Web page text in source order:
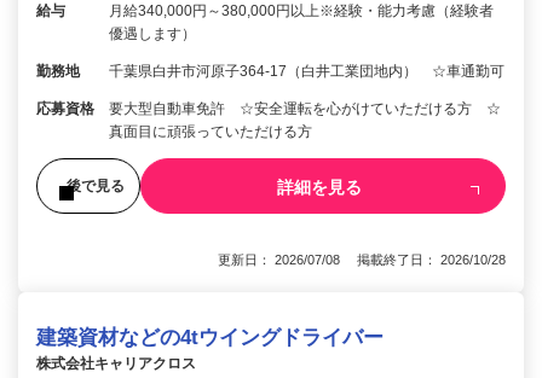
給与
月給340,000円～380,000円以上※経験・能力考慮（経験者
優遇します）
勤務地 千葉県白井市河原子364-17（白井工業団地内） ☆車通勤可
応募資格
要大型自動車免許 ☆安全運転を心がけていただける方 ☆
真面目に頑張っていただける方
後で見る 詳細を見る
更新日： 2026/07/08 掲載終了日： 2026/10/28
建築資材などの4tウイングドライバー
株式会社キャリアクロス